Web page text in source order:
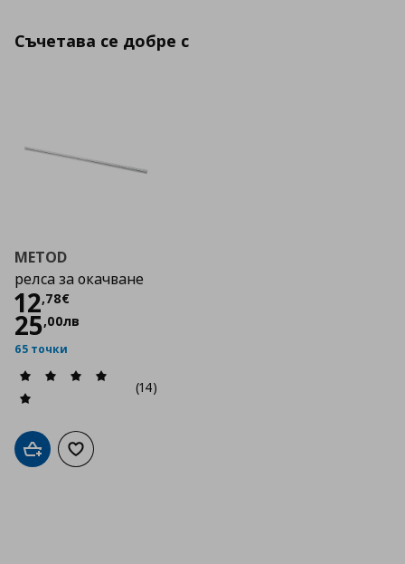
Съчетава се добре с
METOD
релса за окачване
12,78€
Цена
25,00лв
65 точки
(14)
Добави в кошницата
Добави към списъка с любими